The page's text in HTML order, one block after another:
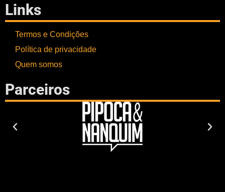
Links
Termos e Condições
Política de privacidade
Quem somos
Parceiros